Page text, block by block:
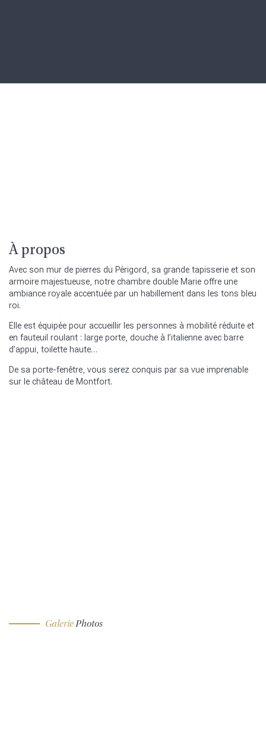
À propos
Avec son mur de pierres du Périgord, sa grande tapisserie et son
armoire majestueuse, notre chambre double Marie offre une
ambiance royale accentuée par un habillement dans les tons bleu
roi.
Elle est équipée pour accueillir les personnes à mobilité réduite et
en fauteuil roulant : large porte, douche à l’italienne avec barre
d’appui, toilette haute…
De sa porte-fenêtre, vous serez conquis par sa vue imprenable
sur le château de Montfort.
GaleriePhotos